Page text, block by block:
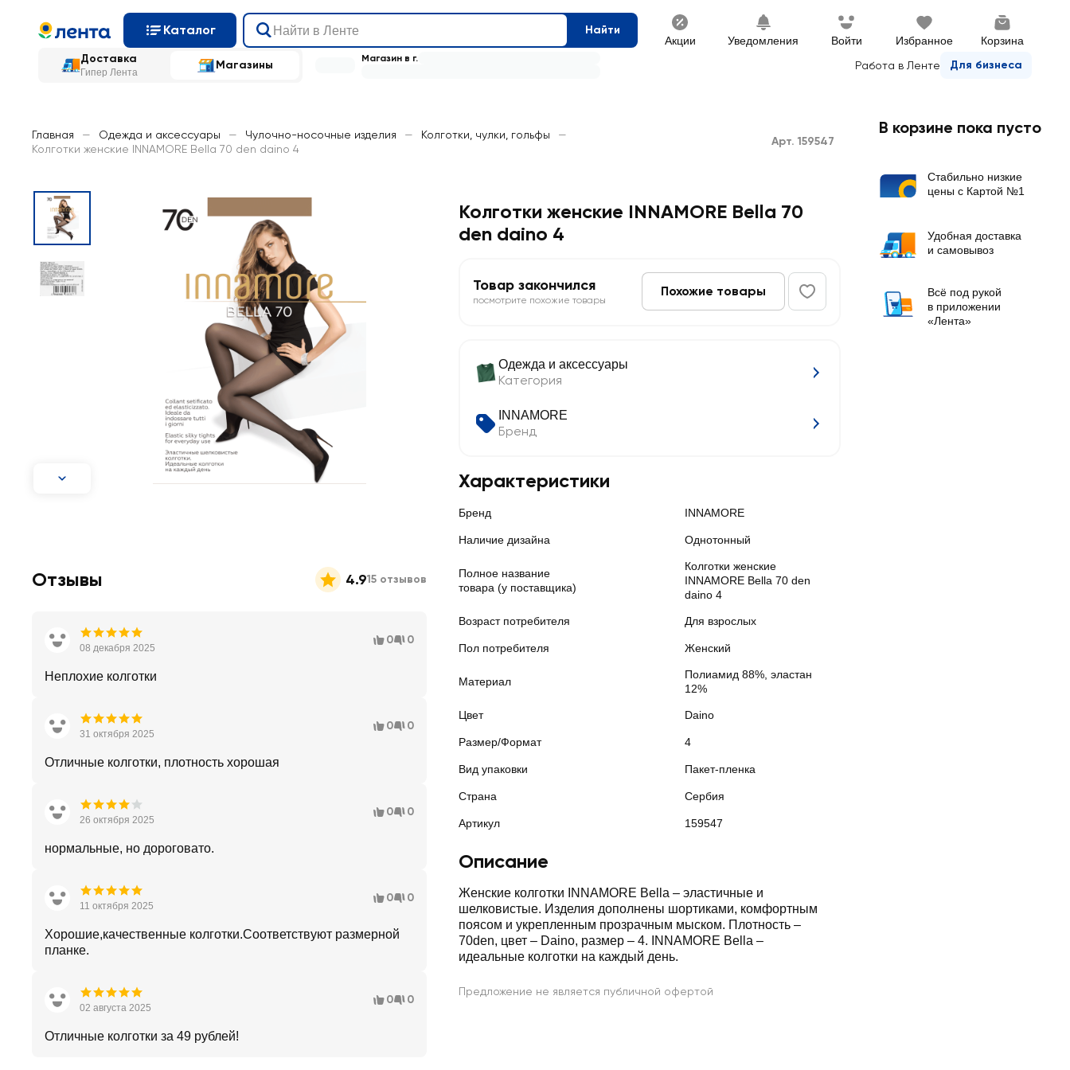
Каталог Найти
Акции Уведомления Войти Избранное Корзина
Доставка
Гипер Лента
Магазины Работа в Ленте Для бизнеса
Магазин в г.
Главная — Одежда и аксессуары — Чулочно-носочные изделия — Колготки, чулки, гольфы
—
Колготки женские INNAMORE Bella 70 den daino 4
Арт. 159547
Колготки женские INNAMORE Bella 70
den daino 4
Товар закончился
посмотрите похожие товары
Похожие товары
Одежда и аксессуары
Категория
INNAMORE
Бренд
Характеристики
Бренд INNAMORE
Наличие дизайна Однотонный
Полное название
товара (у поставщика)
Колготки женские
INNAMORE Bella 70 den
daino 4
Возраст потребителя Для взрослых
Пол потребителя Женский
Материал
Полиамид 88%, эластан
12%
Цвет Daino
Размер/Формат 4
Вид упаковки Пакет-пленка
Страна Сербия
Артикул 159547
Описание
Женские колготки INNAMORE Bella – эластичные и
шелковистые. Изделия дополнены шортиками, комфортным
поясом и укрепленным прозрачным мыском. Плотность –
70den, цвет – Daino, размер – 4. INNAMORE Bella –
идеальные колготки на каждый день.
Предложение не является публичной офертой
Отзывы 4.915 отзывов
08 декабря 2025
0 0
Неплохие колготки
31 октября 2025
0 0
Отличные колготки, плотность хорошая
26 октября 2025
0 0
нормальные, но дороговато.
11 октября 2025
0 0
Хорошие,качественные колготки.Соответствуют размерной
планке.
02 августа 2025
0 0
Отличные колготки за 49 рублей!
В корзине пока пусто
Стабильно низкие
цены с Картой №1
Удобная доставка
и самовывоз
Всё под рукой
в приложении
«Лента»